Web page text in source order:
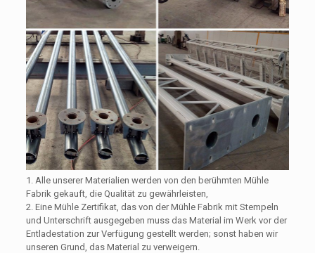
1. Alle unserer Materialien werden von den berühmten Mühle
Fabrik gekauft, die Qualität zu gewährleisten,
2. Eine Mühle Zertifikat, das von der Mühle Fabrik mit Stempeln
und Unterschrift ausgegeben muss das Material im Werk vor der
Entladestation zur Verfügung gestellt werden; sonst haben wir
unseren Grund, das Material zu verweigern.